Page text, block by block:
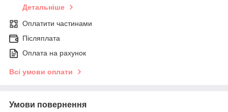
Детальніше
Оплатити частинами
Післяплата
Оплата на рахунок
Всі умови оплати
Умови повернення